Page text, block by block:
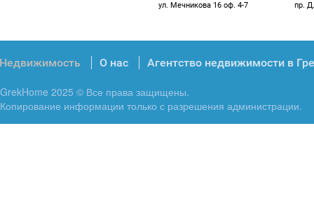
ул. Мечникова 16 оф. 4-7 пр.
Недвижимость О нас Агентство недвижимости в
GrekHome 2025 © Все права защищены.
Копирование информации только с разрешения администрации.